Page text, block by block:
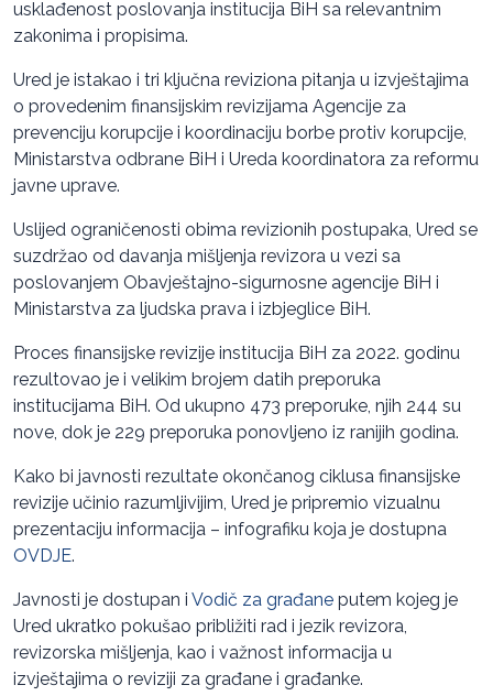
usklađenost poslovanja institucija BiH sa relevantnim
zakonima i propisima.
Ured je istakao i tri ključna reviziona pitanja u izvještajima
o provedenim finansijskim revizijama Agencije za
prevenciju korupcije i koordinaciju borbe protiv korupcije,
Ministarstva odbrane BiH i Ureda koordinatora za reformu
javne uprave.
Uslijed ograničenosti obima revizionih postupaka, Ured se
suzdržao od davanja mišljenja revizora u vezi sa
poslovanjem Obavještajno-sigurnosne agencije BiH i
Ministarstva za ljudska prava i izbjeglice BiH.
Proces finansijske revizije institucija BiH za 2022. godinu
rezultovao je i velikim brojem datih preporuka
institucijama BiH. Od ukupno 473 preporuke, njih 244 su
nove, dok je 229 preporuka ponovljeno iz ranijih godina.
Kako bi javnosti rezultate okončanog ciklusa finansijske
revizije učinio razumljivijim, Ured je pripremio vizualnu
prezentaciju informacija – infografiku koja je dostupna
OVDJE.
Javnosti je dostupan i Vodič za građane putem kojeg je
Ured ukratko pokušao približiti rad i jezik revizora,
revizorska mišljenja, kao i važnost informacija u
izvještajima o reviziji za građane i građanke.